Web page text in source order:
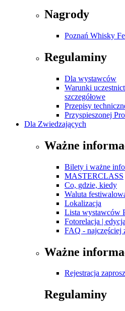
Nagrody
Poznań Whisky
Regulaminy
Dla wystawców
Warunki
szczegółowe
Przepisy
Przyspieszonej
Dla Zwiedzających
Ważne
Bilety i ważne
MASTERCLASS
Co, gdzie, kiedy
Waluta
Lokalizacja
Lista wystawców
Fotorelacja |
FAQ - najczęściej
Ważne
Rejestracja
Regulaminy